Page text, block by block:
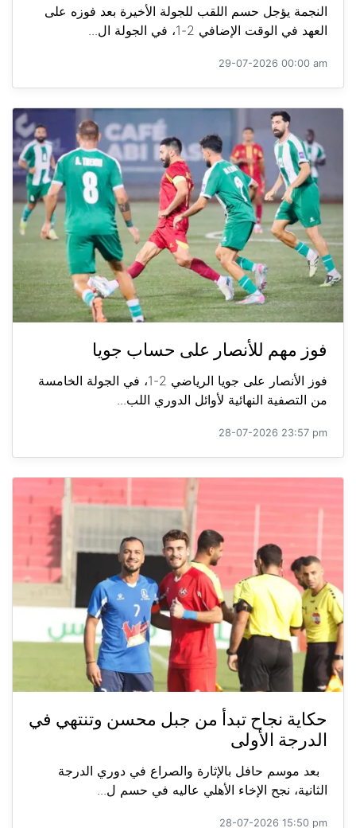
النجمة يؤجل حسم اللقب للجولة الأخيرة بعد فوزه على
العهد في الوقت الإضافي 2-1، في الجولة ال...
29-07-2026 00:00 am
فوز مهم للأنصار على حساب جويا
فوز الأنصار على جويا الرياضي 2-1، في الجولة الخامسة
من التصفية النهائية لأوائل الدوري اللب...
28-07-2026 23:57 pm
حكاية نجاح تبدأ من جبل محسن وتنتهي في
الدرجة الأولى
بعد موسم حافل بالإثارة والصراع في دوري الدرجة
الثانية، نجح الإخاء الأهلي عاليه في حسم ل...
28-07-2026 15:50 pm